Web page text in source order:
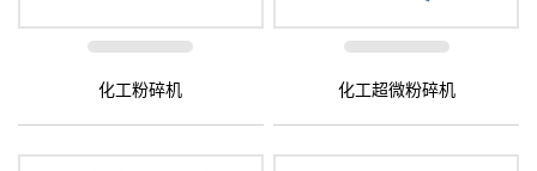
化工粉碎机 化工超微粉碎机